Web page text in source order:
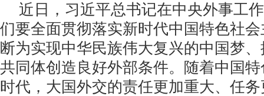
近日，习近平总书记在中央外事工
们要全面贯彻落实新时代中国特色社
断为实现中华民族伟大复兴的中国梦
共同体创造良好外部条件。随着中国
时代，大国外交的责任更加重大、任